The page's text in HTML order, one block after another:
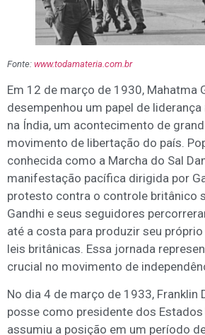
Fonte: www.todamateria.com.br
Em 12 de março de 1930, Mahatma
desempenhou um papel de liderança
na Índia, um acontecimento de
movimento de libertação do país.
conhecida como a Marcha do Sal
manifestação pacífica dirigida por
protesto contra o controle britânico
Gandhi e seus seguidores
até a costa para produzir seu
leis britânicas. Essa jornada
crucial no movimento de
No dia 4 de março de 1933, Franklin
posse como presidente dos Estados
assumiu a posição em um período